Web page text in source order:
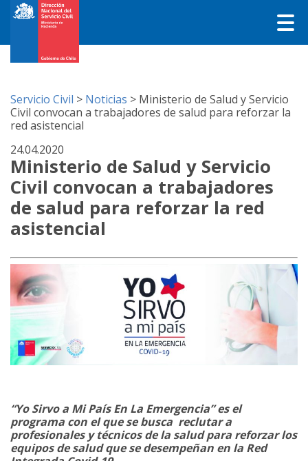
Servicio Civil > Noticias > Ministerio de Salud y Servicio
Civil convocan a trabajadores de salud para reforzar la
red asistencial
24.04.2020
Ministerio de Salud y Servicio
Civil convocan a trabajadores
de salud para reforzar la red
asistencial
“Yo Sirvo a Mi País En La Emergencia” es el
programa con el que se busca reclutar a
profesionales y técnicos de la salud para reforzar los
equipos de salud que se desempeñan en la Red